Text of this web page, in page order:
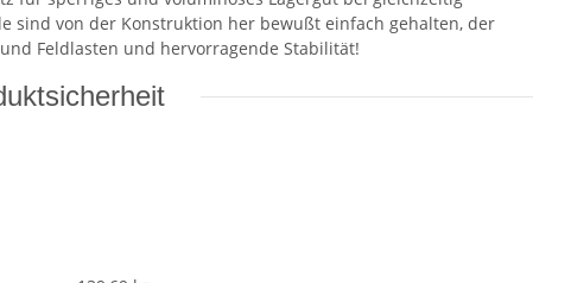
sind von der Konstruktion her bewußt einfach gehalten, der
Feldlasten und hervorragende Stabilität!